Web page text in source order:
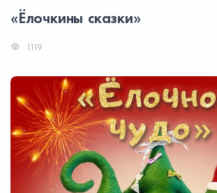
«Ёлочкины сказки»
1119